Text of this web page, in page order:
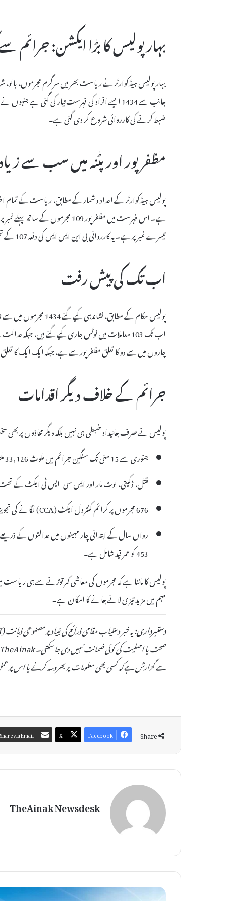
بہار پولیس کا بڑا ایکشن: جرائم
بہار پولیس ہیڈکوارٹر نے ریاست بھر میں سرگرم مجرموں،
جانب سے 1434 ایسے افراد کی فہرست تیار کی گئی ہے
ضبط کرنے کی کارروائی شروع کر دی گئی ہے۔
مظفرپور اور پٹنہ میں سب سے
پولیس ہیڈکوارٹر کے اعداد و شمار کے مطابق، ریاست کے تمام
تیسرے نمبر پر ہے۔ یہ کارروائی بی این ایس ایس کی دفعہ 107 کے تحت عمل میں لائی جا رہی ہے۔
اب تک کی پیش رفت
اب تک 103 معاملات میں نوٹس جاری کیے گئے ہیں،
چاروں میں سے دو کا تعلق مظفرپور سے ہے، جبکہ ایک ایک کا
جرائم کے خلاف دیگر اقدامات
پولیس نے صرف جائیداد ضبطی ہی نہیں بلکہ دیگر محاذوں پر بھی
جنوری سے 15 مئی تک سنگین جرائم میں ملوث 33,126 ملزمان کو گرفتار کیا گیا ہے۔
قتل، ڈکیتی، لوٹ مار اور ایس سی-ایس ٹی ایکٹ کے تحت
676 مجرموں پر کرائم کنٹرول ایکٹ (CCA) لگانے کی تجویز بھیجی گئی ہے۔
453 کو عمر قید شامل ہے۔
پولیس کا ماننا ہے کہ مجرموں کی معاشی کمر توڑنے سے ہی
مہم میں مزید تیزی لائے جانے کا امکان ہے۔
دستبرداری:
سے گزارش ہے کہ کسی بھی معلومات پر بھروسہ کرنے یا اس پر
Share
Facebook
X
Share via Email
TheAinak Newsdesk
م